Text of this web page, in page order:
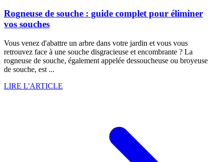
Rogneuse de souche : guide complet pour éliminer
vos souches
Vous venez d'abattre un arbre dans votre jardin et vous vous
retrouvez face à une souche disgracieuse et encombrante ? La
rogneuse de souche, également appelée dessoucheuse ou broyeuse
de souche, est ...
LIRE L'ARTICLE